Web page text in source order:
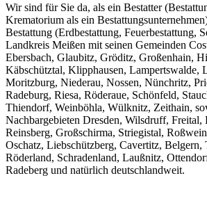
Wir sind für Sie da, als ein Bestatter
Krematorium als ein
Bestattung (Erdbestattung, Feuerbestattung,
Landkreis Meißen mit seinen Gemeinden
Ebersbach, Glaubitz, Gröditz, Großenhain,
Käbschütztal, Klipphausen, Lampertswalde,
Moritzburg, Niederau, Nossen, Nünchritz,
Radeburg, Riesa, Röderaue, Schönfeld,
Thiendorf, Weinböhla, Wülknitz, Zeithain,
Nachbargebieten Dresden, Wilsdruff, Freital,
Reinsberg, Großschirma, Striegistal,
Oschatz, Liebschützberg, Cavertitz, Belgern,
Röderland, Schradenland, Laußnitz,
Radeberg und natürlich deutschlandweit.